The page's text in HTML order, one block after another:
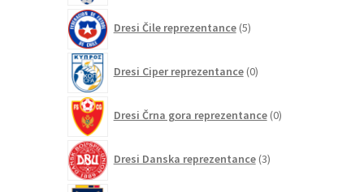
Dresi Čile reprezentance 5izdelkov
Dresi Ciper reprezentance 0izdelkov
Dresi Črna gora reprezentance 0izdelkov
Dresi Danska reprezentance 3izdelki